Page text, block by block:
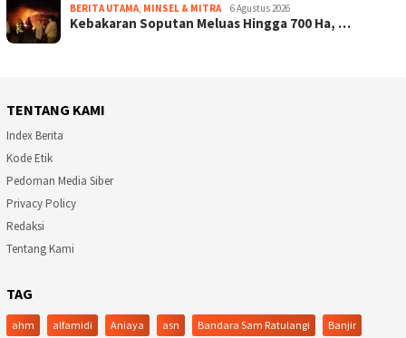
BERITA UTAMA MINSEL & MITRA 6 Agustus 2026
Kebakaran Soputan Meluas Hingga 700 Ha, …
TENTANG KAMI
Index Berita
Kode Etik
Pedoman Media Siber
Privacy Policy
Redaksi
Tentang Kami
TAG
ahm alfamidi Aniaya asn Bandara Sam Ratulangi Banjir